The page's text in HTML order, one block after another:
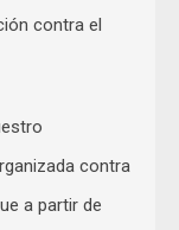
contra el
contra
a partir de